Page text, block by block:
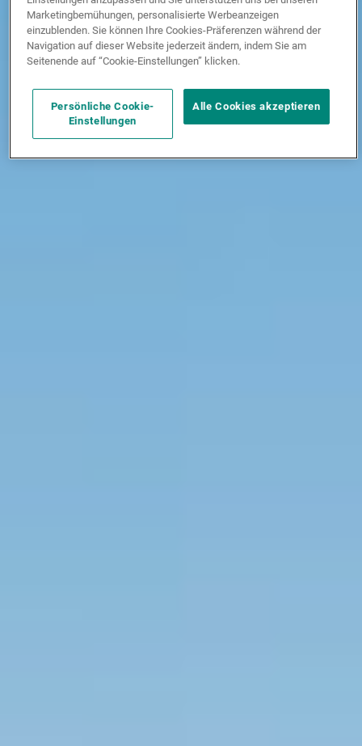
Marketingbemühungen, personalisierte Werbeanzeigen
einzublenden. Sie können Ihre Cookies-Präferenzen während der
Navigation auf dieser Website jederzeit ändern, indem Sie am
Seitenende auf “Cookie-Einstellungen” klicken.
Persönliche Cookie-
Einstellungen
Alle Cookies akzeptieren